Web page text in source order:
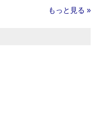
もっと見る »